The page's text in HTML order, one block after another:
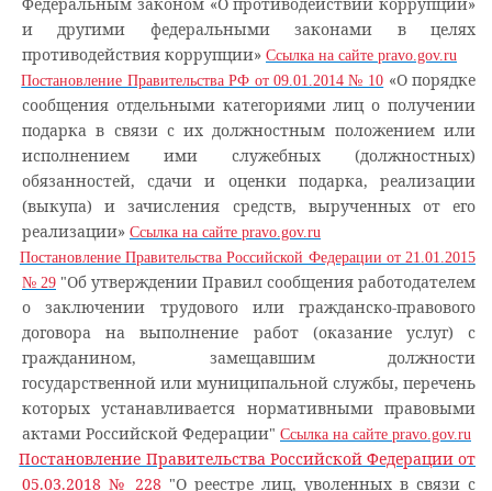
и другими федеральными законами в целях
противодействия коррупции» Ссылка на сайте pravo.gov.ru
Постановление Правительства РФ от 09.01.2014 № 10 «О порядке
сообщения отдельными категориями лиц о получении
подарка в связи с их должностным положением или
исполнением ими служебных (должностных)
обязанностей, сдачи и оценки подарка, реализации
(выкупа) и зачисления средств, вырученных от его
реализации» Ссылка на сайте pravo.gov.ru
Постановление Правительства Российской Федерации от 21.01.2015
№ 29 "Об утверждении Правил сообщения работодателем
о заключении трудового или гражданско-правового
договора на выполнение работ (оказание услуг) с
гражданином, замещавшим должности
государственной или муниципальной службы, перечень
которых устанавливается нормативными правовыми
актами Российской Федерации" Ссылка на сайте pravo.gov.ru
Постановление Правительства Российской Федерации от
05.03.2018 № 228 "О реестре лиц, уволенных в связи с